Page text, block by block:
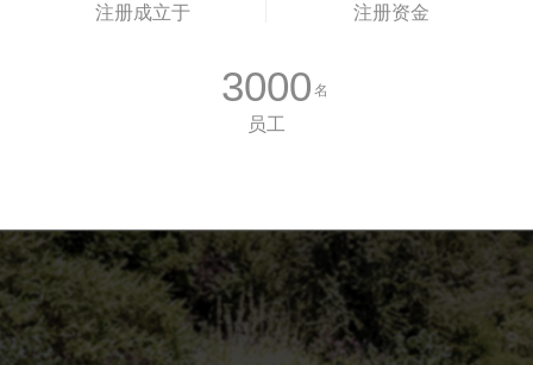
注册成立于 注册资金
3000 名
员工